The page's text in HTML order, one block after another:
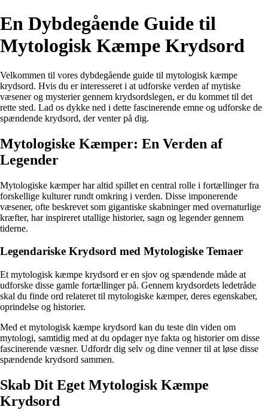
En Dybdegående Guide til
Mytologisk Kæmpe Krydsord
Velkommen til vores dybdegående guide til mytologisk kæmpe
krydsord. Hvis du er interesseret i at udforske verden af mytiske
væsener og mysterier gennem krydsordslegen, er du kommet til det
rette sted. Lad os dykke ned i dette fascinerende emne og udforske de
spændende krydsord, der venter på dig.
Mytologiske Kæmper: En Verden af
Legender
Mytologiske kæmper har altid spillet en central rolle i fortællinger fra
forskellige kulturer rundt omkring i verden. Disse imponerende
væsener, ofte beskrevet som gigantiske skabninger med overnaturlige
kræfter, har inspireret utallige historier, sagn og legender gennem
tiderne.
Legendariske Krydsord med Mytologiske Temaer
Et mytologisk kæmpe krydsord er en sjov og spændende måde at
udforske disse gamle fortællinger på. Gennem krydsordets ledetråde
skal du finde ord relateret til mytologiske kæmper, deres egenskaber,
oprindelse og historier.
Med et mytologisk kæmpe krydsord kan du teste din viden om
mytologi, samtidig med at du opdager nye fakta og historier om disse
fascinerende væsner. Udfordr dig selv og dine venner til at løse disse
spændende krydsord sammen.
Skab Dit Eget Mytologisk Kæmpe
Krydsord